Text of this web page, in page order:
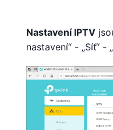
Nastavení IPTV
nastavení“ - „Síť“ -